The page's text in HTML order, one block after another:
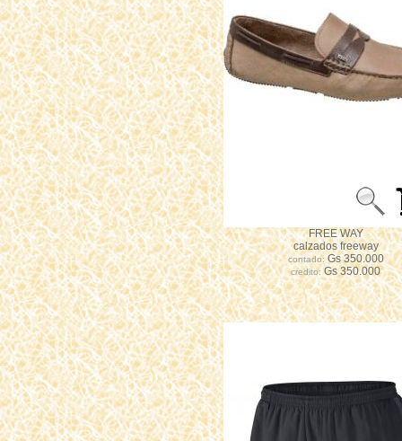
FREE WAY
calzados freeway
contado:Gs 350.000
credito: Gs 350.000